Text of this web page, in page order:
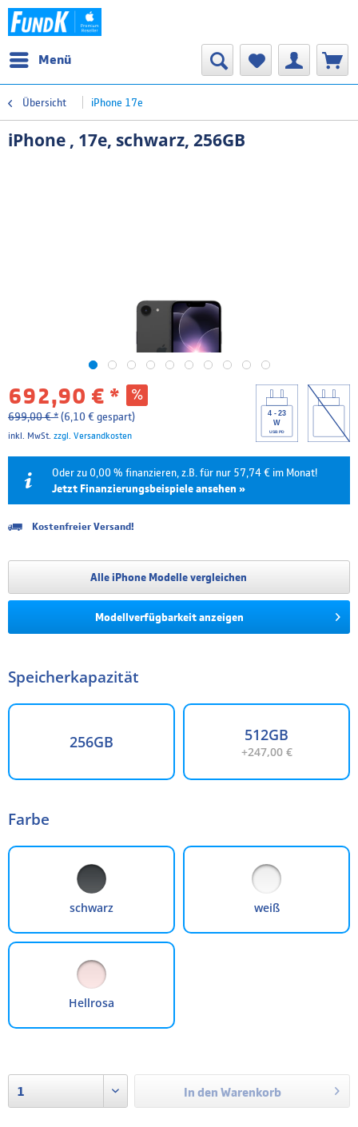
Menü
Übersicht iPhone 17e
iPhone , 17e, schwarz, 256GB
4 - 23
W
USB PD
692,90 € *
699,00 € *(6,10 € gespart)
inkl. MwSt. zzgl. Versandkosten
Oder zu 0,00 % finanzieren, z.B. für nur 57,74 € im Monat!
Jetzt Finanzierungsbeispiele ansehen »
Laufzeit Effektivzins
6 Monate 0.00 % 115,48 € 692,90 €
12 Monate 0.00 % 57,74 € 692,90 €
4.99 % 40,00 €
36 Monate 4.99 %
4.99 % 782,65 €
Die Finanzierung wird über unseren Finanzierungspartner TARGOBANK abgewickelt. Bitte
Kostenfreier Versand!
Alle iPhone Modelle vergleichen
Modellverfügbarkeit anzeigen
Speicherkapazität
256GB 512GB
+247,00 €
Farbe
schwarz weiß
Hellrosa
In den Warenkorb